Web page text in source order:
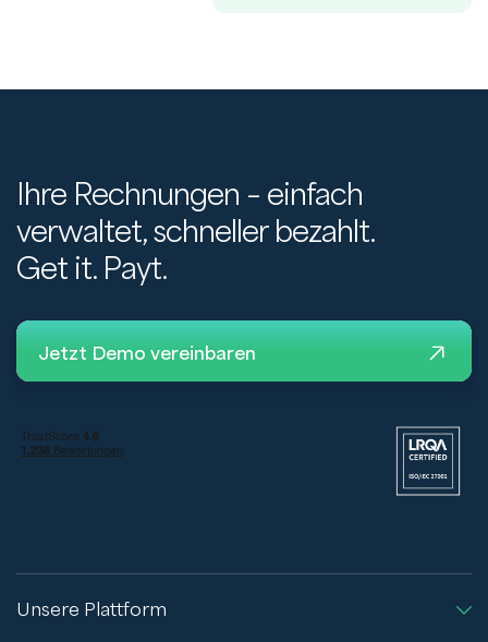
Ihre Rechnungen – einfach
verwaltet, schneller bezahlt.
Get it. Payt.
Jetzt Demo vereinbaren
Unsere Plattform